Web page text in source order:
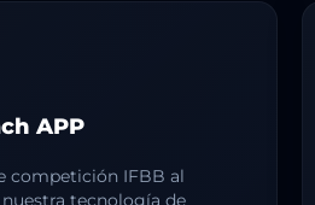
APP
competición IFBB al
tecnología de